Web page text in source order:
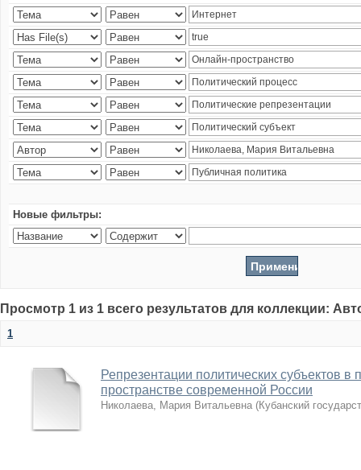
Новые фильтры:
Просмотр 1 из 1 всего результатов для коллекции:
1
Репрезентации политических субъектов в
пространстве современной России
Николаева, Мария Витальевна (Кубанский